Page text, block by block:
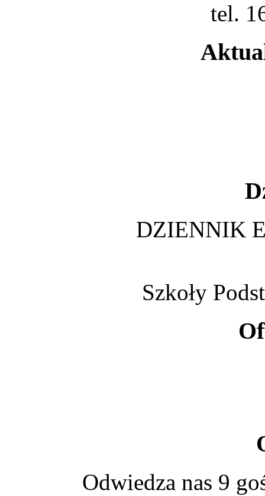
tel.
DZIENNIK
Szkoły
Odwiedza nas 9